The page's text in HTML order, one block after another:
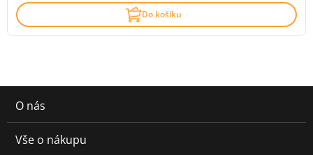
Do košíku
O nás
Vše o nákupu